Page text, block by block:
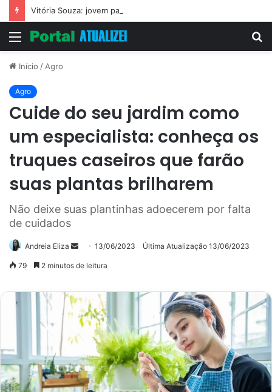
Menu
Início / Agro
Agro
Cuide do seu jardim como
um especialista: conheça os
truques caseiros que farão
suas plantas brilharem
Não deixe suas plantinhas adoecerem por falta
de cuidados
Andreia Eliza
Mande13/06/2023 Última Atualização 13/06/2023
79 2 minutos de leitura